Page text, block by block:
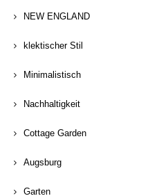
NEW ENGLAND
klektischer Stil
Minimalistisch
Nachhaltigkeit
Cottage Garden
Augsburg
Garten